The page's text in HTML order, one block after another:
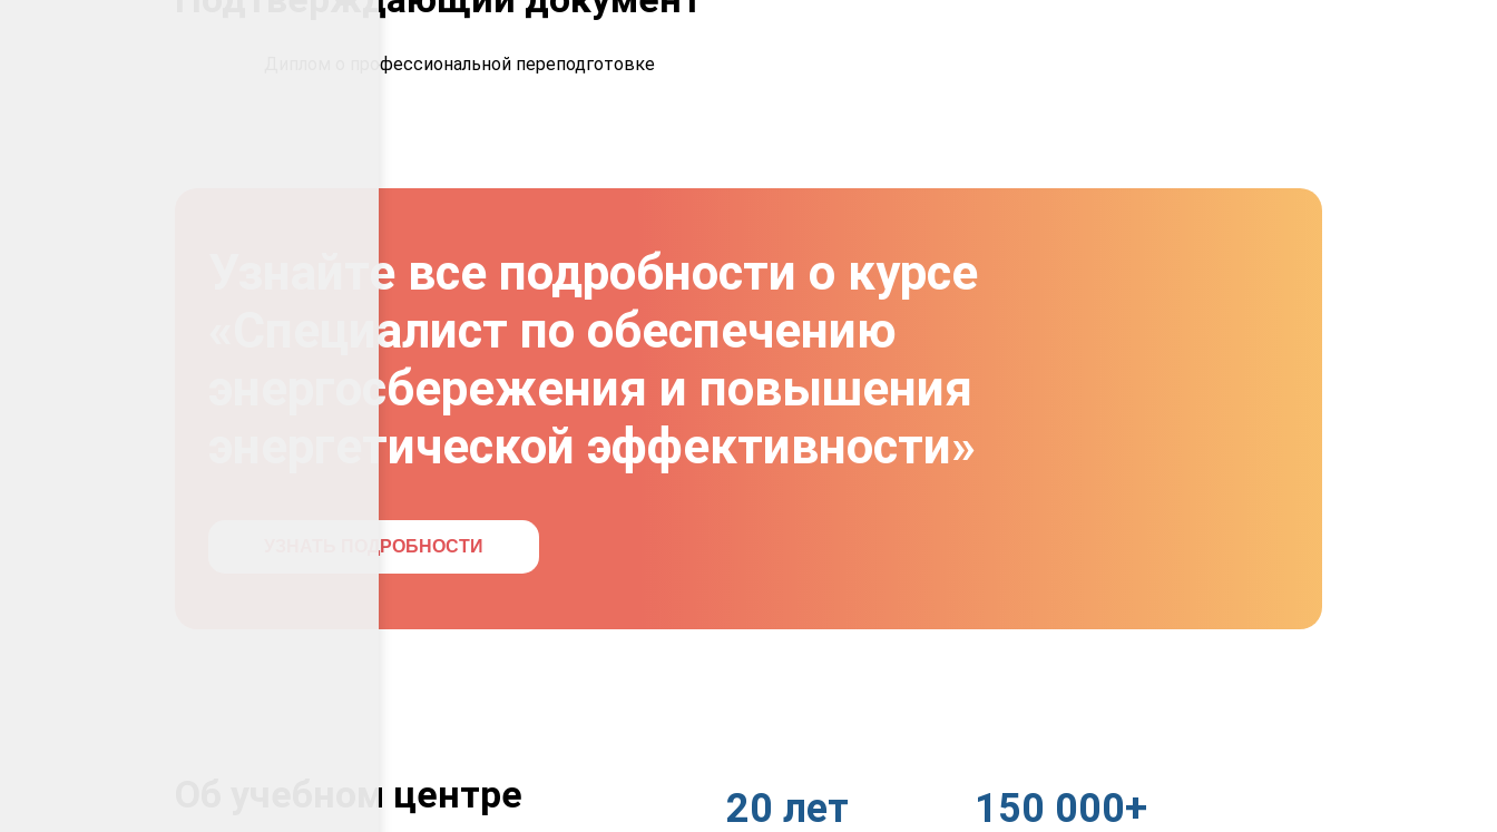
Диплом о профессиональной переподготовке
Узнайте все подробности о курсе
«Специалист по обеспечению
энергосбережения и повышения
энергетической эффективности»
УЗНАТЬ ПОДРОБНОСТИ
Об учебном центре 20 лет 150 000+